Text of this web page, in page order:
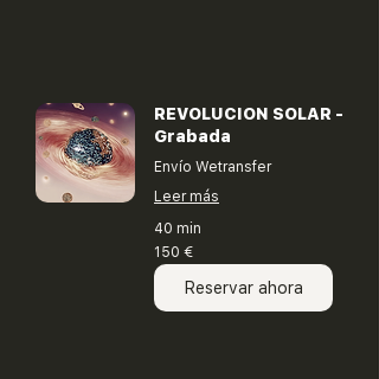
REVOLUCION SOLAR -
Grabada
Envío Wetransfer
Leer más
40 min
150
euros
150 €
Reservar ahora